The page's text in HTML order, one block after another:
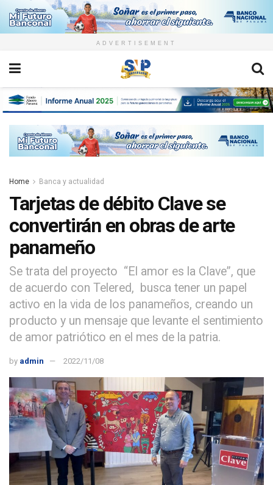
ADVERTISEMENT
Home Banca y actualidad
Tarjetas de débito Clave se
convertirán en obras de arte
panameño
Se trata del proyecto “El amor es la Clave”, que
de acuerdo con Telered, busca tener un papel
activo en la vida de los panameños, creando un
producto y un mensaje que levante el sentimiento
de amor patriótico en el mes de la patria.
by admin 2022/11/08